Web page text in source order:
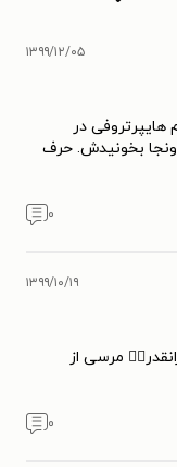
۱۳۹۹/۱۲/۰۵
هایپرتروفی در
بخونیدش. حرف
۰
۱۳۹۹/۱۰/۱۹
مرسی از
۰